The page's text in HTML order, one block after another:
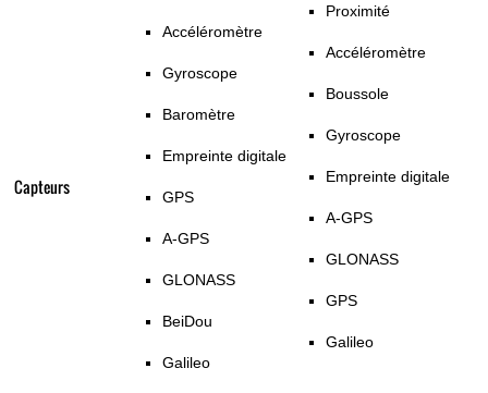
Capteurs
Accéléromètre
Gyroscope
Baromètre
Empreinte digitale
GPS
A-GPS
GLONASS
BeiDou
Galileo
Proximité
Accéléromètre
Boussole
Gyroscope
Empreinte digitale
A-GPS
GLONASS
GPS
Galileo